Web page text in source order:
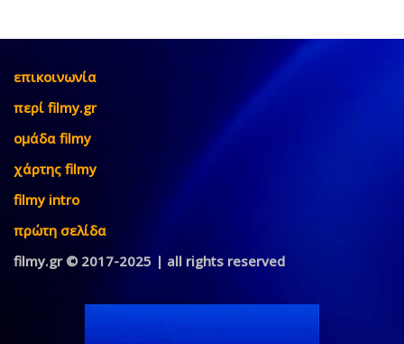
επικοινωνία
περί filmy.gr
ομάδα filmy
χάρτης filmy
filmy intro
πρώτη σελίδα
filmy.gr © 2017-2025 | all rights reserved